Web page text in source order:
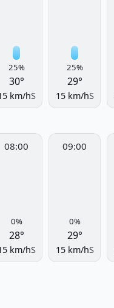
25%
30°
km/hS
25%
29°
15 km/hS
08:00
0%
28°
km/hS
09:00
0%
29°
15 km/hS